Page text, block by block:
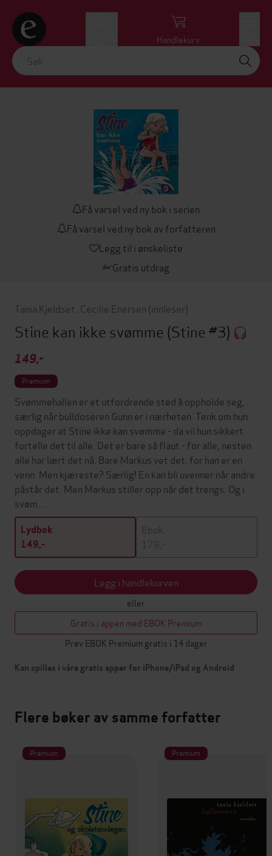
Handlekurv
Få varsel ved ny bok i serien
Få varsel ved ny bok av forfatteren
Legg til i ønskeliste
Gratis utdrag
Tania Kjeldset Cecilie Enersen (innleser)
Stine kan ikke svømme (Stine #3)
149,-
Premium
Svømmehallen er et utfordrende sted å oppholde seg,
særlig når bulldoseren Gunn er i nærheten. Tenk om hun
oppdager at Stine ikke kan svømme - da vil hun sikkert
fortelle det til alle. Det er bare så flaut - for alle, nesten
alle har lært det nå. Bare Markus vet det, for han er en
venn. Men kjæreste? Særlig! En kan bli uvenner når andre
påstår det. Men Markus stiller opp når det trengs. Og i
svøm…
Lydbok
149,-
Ebok
179,-
Legg i handlekurven
eller
Gratis i appen med EBOK Premium
Prøv EBOK Premium gratis i 14 dager
Kan spilles i våre gratis apper for iPhone/iPad og Android
Flere bøker av samme forfatter
Premium Premium